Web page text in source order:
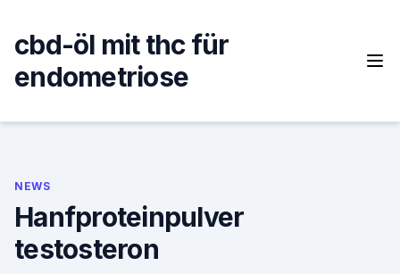
content
cbd-öl mit thc für
endometriose
NEWS
Hanfproteinpulver
testosteron